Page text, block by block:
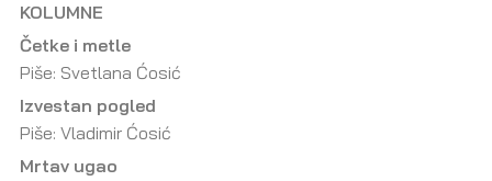
KOLUMNE
Četke i metle
Piše: Svetlana Ćosić
Izvestan pogled
Piše: Vladimir Ćosić
Mrtav ugao